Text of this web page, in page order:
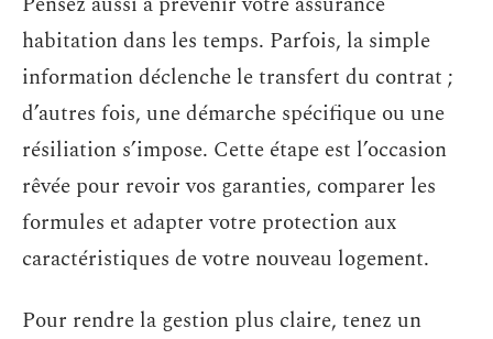
habitation dans les temps. Parfois, la simple
information déclenche le transfert du contrat ;
d’autres fois, une démarche spécifique ou une
résiliation s’impose. Cette étape est l’occasion
rêvée pour revoir vos garanties, comparer les
formules et adapter votre protection aux
caractéristiques de votre nouveau logement.
Pour rendre la gestion plus claire, tenez un